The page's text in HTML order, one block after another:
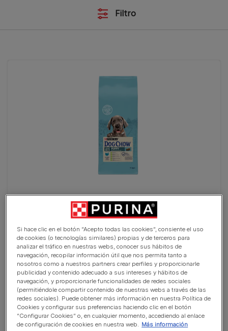
Filtro
PURINA® DOG CHOW® Cachorro Razas Grandes Pavo
(0)
Si hace clic en el botón “Acepto todas las cookies”, consiente el uso
de cookies (o tecnologías similares) propias y de terceros para
analizar el tráfico en nuestras webs, conocer sus hábitos de
navegación, recopilar información útil que nos permita tanto a
nosotros como a nuestros partners crear perfiles y proporcionarle
publicidad y contenido adecuado a sus intereses y hábitos de
navegación, y proporcionarle funcionalidades de redes sociales
(permitiéndole compartir contenido de nuestras webs a través de las
redes sociales). Puede obtener más información en nuestra Política de
Cookies y configurar sus preferencias haciendo clic en el botón
“Configurar Cookies” o, en cualquier momento, accediendo al enlace
de configuración de cookies en nuestra web. Más información